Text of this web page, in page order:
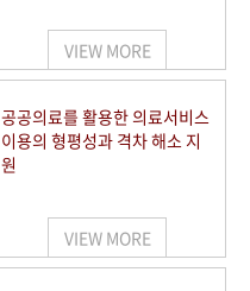
VIEW MORE
공공의료를 활용한 의료서비스
이용의 형평성과 격차 해소 지
원
VIEW MORE